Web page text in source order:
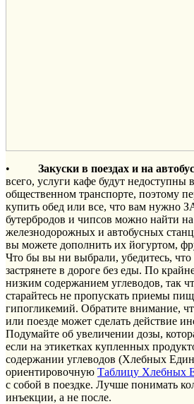
• Закуски в поездах и на
всего, услуги кафе будут недоступны
общественном транспорте, поэтому
купить обед или все, что вам
бутербродов и чипсов можно найти
железнодорожных и автобусных
вы можете дополнить их йогуртом,
Что бы вы ни выбрали, убедитесь,
застрянете в дороге без еды. По
низким содержанием углеводов, так
старайтесь не пропускать приемы
гипогликемий. Обратите внимание,
или поезде может сделать действие
Подумайте об увеличении дозы,
если на этикетках купленных
содержании углеводов (Хлебных
ориентировочную Таблицу Хлебных
с собой в поездке. Лучше понимать
инъекции, а не после.